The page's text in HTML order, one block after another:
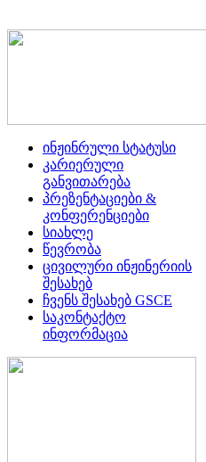
ინჟინრული სტატუსი
კარიერული
განვითარება
პრეზენტაციები &
კონფერენციები
სიახლე
წევრობა
ცივილური ინჟინერიის
შესახებ
ჩვენს შესახებ GSCE
საკონტაქტო
ინფორმაცია